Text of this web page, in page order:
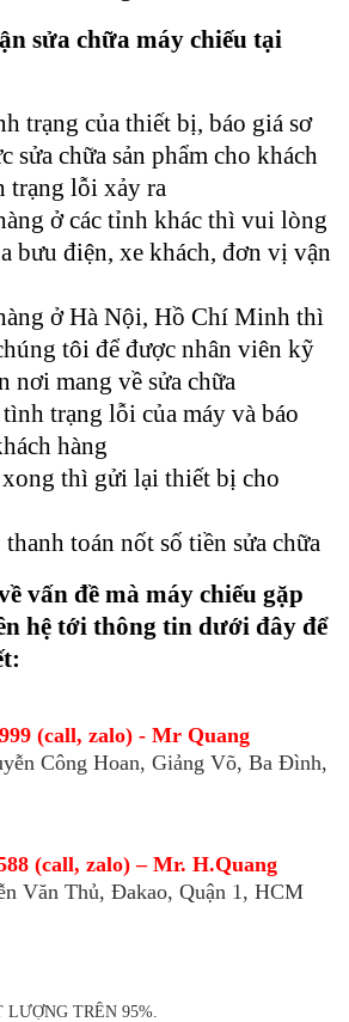
sửa chữa máy chiếu tại
trạng của thiết bị, báo giá sơ
sửa chữa sản phẩm cho khách
trạng lỗi xảy ra
ở các tỉnh khác thì vui lòng
bưu điện, xe khách, đơn vị vận
ở Hà Nội, Hồ Chí Minh thì
tôi để được nhân viên kỹ
nơi mang về sửa chữa
trạng lỗi của máy và báo
hàng
xong thì gửi lại thiết bị cho
toán nốt số tiền sửa chữa
vấn đề mà máy chiếu gặp
hệ tới thông tin dưới đây để
(call, zalo) - Mr Quang
Công Hoan, Giảng Võ, Ba Đình,
(call, zalo) – Mr. H.Quang
Văn Thủ, Đakao, Quận 1, HCM
TRÊN 95%.